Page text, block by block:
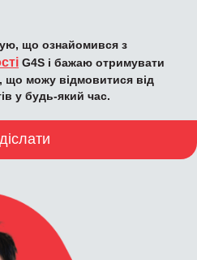
що ознайомився з
G4S і бажаю отримувати
що можу відмовитися від
у будь-який час.